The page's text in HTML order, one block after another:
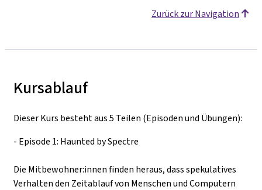
Zurück zur Navigation
Kursablauf
Dieser Kurs besteht aus 5 Teilen (Episoden und Übungen):
- Episode 1: Haunted by Spectre
Die Mitbewohner:innen finden heraus, dass spekulatives
Verhalten den Zeitablauf von Menschen und Computern